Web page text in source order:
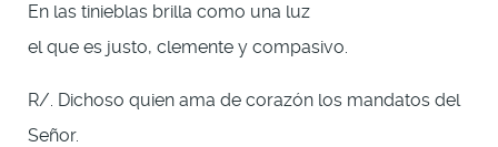
En las tinieblas brilla como una luz
el que es justo, clemente y compasivo.
R/. Dichoso quien ama de corazón los mandatos del
Señor.